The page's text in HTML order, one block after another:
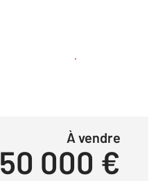
Créer une alerte
à vendre
150 000 €